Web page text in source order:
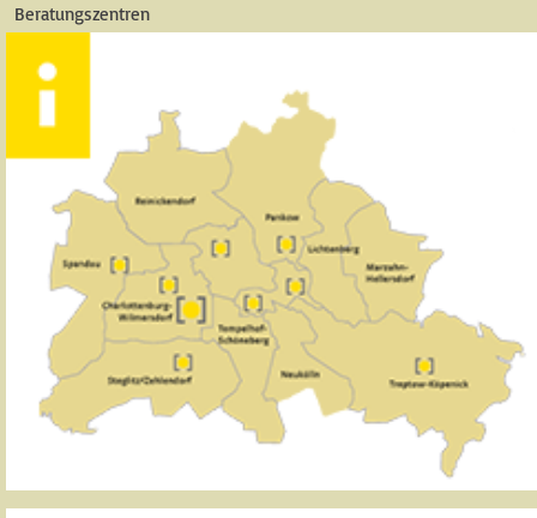
Beratungszentren